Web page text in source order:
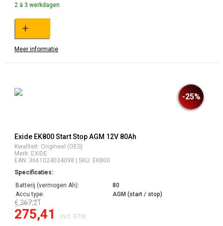
2 à 3 werkdagen
+
Meer informatie
-25%
Exide EK800 Start Stop AGM 12V 80Ah
Kwaliteit: Origineel (OES)
Merk: EXIDE
EAN: 3661024034098 | SKU: EK800
Specificaties:
Batterij (vermogen Ah):
80
Accu type:
AGM (start / stop)
€ 367,21
275,41 Incl. BTW